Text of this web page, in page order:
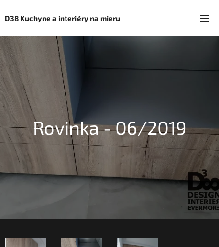
D38 Kuchyne a interiéry na mieru
Rovinka - 06/2019